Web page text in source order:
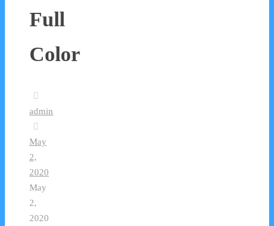
Full
Color
admin
May
2,
2020
May
2,
2020